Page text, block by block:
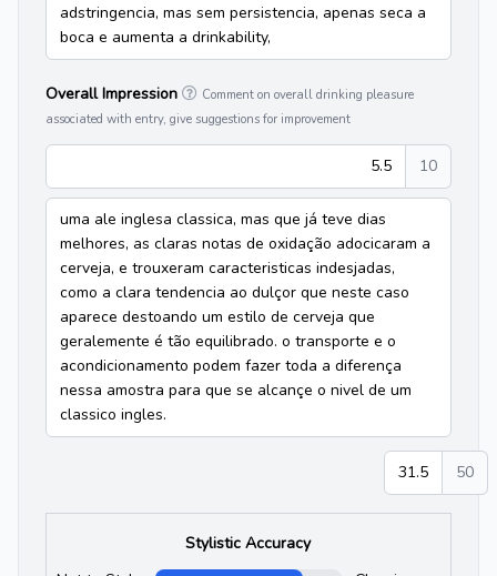
adstringencia, mas sem persistencia, apenas seca a
boca e aumenta a drinkability,
Overall Impression
Comment on overall drinking pleasure
associated with entry, give suggestions for improvement
5.5 10
uma ale inglesa classica, mas que já teve dias
melhores, as claras notas de oxidação adocicaram a
cerveja, e trouxeram caracteristicas indesjadas,
como a clara tendencia ao dulçor que neste caso
aparece destoando um estilo de cerveja que
geralemente é tão equilibrado. o transporte e o
acondicionamento podem fazer toda a diferença
nessa amostra para que se alcançe o nivel de um
classico ingles.
31.5 50
Stylistic Accuracy